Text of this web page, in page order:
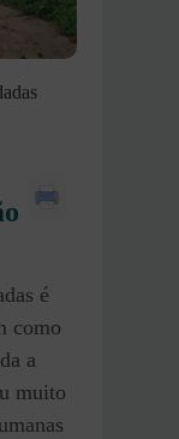
é
como
a
muito